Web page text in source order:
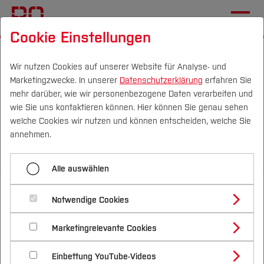
Campus Personen DE|EN Quicklinks
Studium
Studienangebote
Bachelorstudiengänge
Masterstudiengänge
Vor dem Studium
Bewerben & Einschreiben
Bewerbungsportal
Im Studium
Studienbüros und Prüfungen
Nach dem Studium
Forschung & Transfer
Profil
Forschungs- und Transferprofil
Schwerpunkte (FuT)
Beratung & Förderung
Nachhaltigkeit
Nachhaltigkeit studieren
International
Veranstaltungen Prüfungsvorbereitung und
Prüfungsangst
Souverän in die mündliche Prüfung
Prüfungcafé
Blackout-Prophylaxe
Prüfungsmut
Souverän in die mündliche Prüfung
Souverän in die mündliche
Prüfung/Präsentation
Cookie Einstellungen
Wir nutzen Cookies auf unserer Website für Analyse- und
Marketingzwecke. In unserer Datenschutzerklärung erfahren Sie
mehr darüber, wie wir personenbezogene Daten verarbeiten und
wie Sie uns kontaktieren können. Hier können Sie genau sehen
welche Cookies wir nutzen und können entscheiden, welche Sie
annehmen.
Alle auswählen
Notwendige Cookies
Marketingrelevante Cookies
Einbettung YouTube-Videos